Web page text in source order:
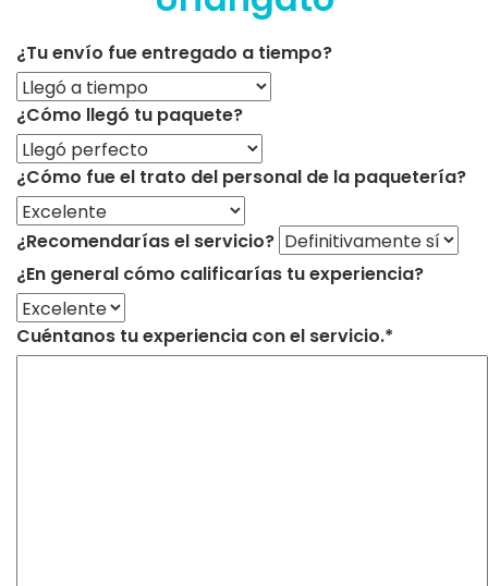
¿Tu envío fue entregado a tiempo?
¿Cómo llegó tu paquete?
¿Cómo fue el trato del personal de la paquetería?
¿Recomendarías el servicio?
¿En general cómo calificarías tu experiencia?
Cuéntanos tu experiencia con el servicio.*